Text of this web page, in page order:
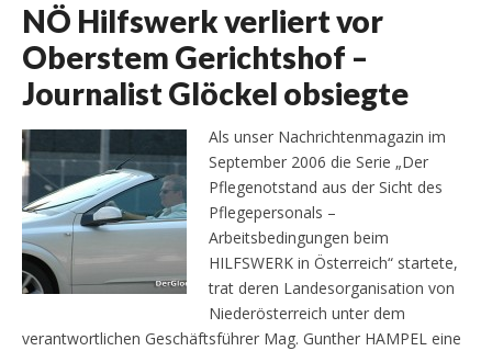
NÖ Hilfswerk verliert vor
Oberstem Gerichtshof –
Journalist Glöckel obsiegte
Als unser Nachrichtenmagazin im
September 2006 die Serie „Der
Pflegenotstand aus der Sicht des
Pflegepersonals –
Arbeitsbedingungen beim
HILFSWERK in Österreich“ startete,
trat deren Landesorganisation von
Niederösterreich unter dem
verantwortlichen Geschäftsführer Mag. Gunther HAMPEL eine